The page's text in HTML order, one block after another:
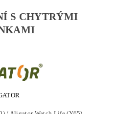
S CHYTRÝMI